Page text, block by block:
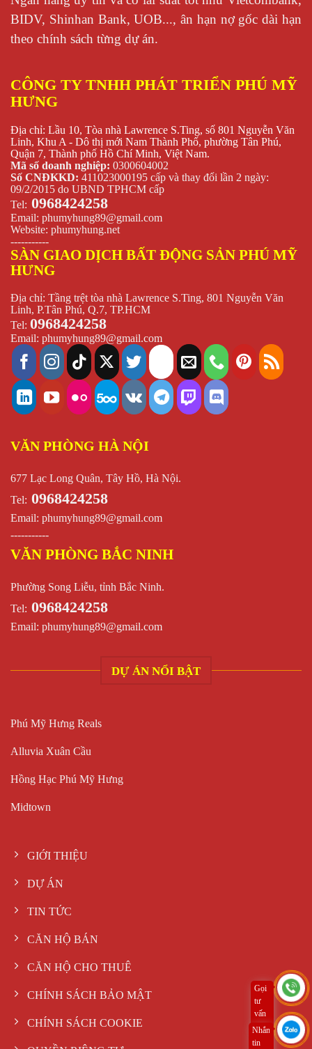
BIDV, Shinhan Bank, UOB..., ân hạn nợ gốc dài hạn
theo chính sách từng dự án.
CÔNG TY TNHH PHÁT TRIỂN PHÚ MỸ
HƯNG
Địa chỉ: Lầu 10, Tòa nhà Lawrence S.Ting, số 801 Nguyễn Văn
Linh, Khu A - Dô thị mới Nam Thành Phố, phường Tân Phú,
Quận 7, Thành phố Hồ Chí Minh, Việt Nam.
Mã số doanh nghiệp: 0300604002
Số CNĐKKD: 411023000195 cấp và thay đổi lần 2 ngày:
09/2/2015 do UBND TPHCM cấp
Tel: 0968424258
Email: phumyhung89@gmail.com
Website: phumyhung.net
-----------
SÀN GIAO DỊCH BẤT ĐỘNG SẢN PHÚ MỸ
HƯNG
Địa chỉ: Tầng trệt tòa nhà Lawrence S.Ting, 801 Nguyễn Văn
Linh, P.Tân Phú, Q.7, TP.HCM
Tel: 0968424258
Email: phumyhung89@gmail.com
VĂN PHÒNG HÀ NỘI
677 Lạc Long Quân, Tây Hồ, Hà Nội.
Tel: 0968424258
Email: phumyhung89@gmail.com
-----------
VĂN PHÒNG BẮC NINH
Phường Song Liễu, tỉnh Bắc Ninh.
Tel: 0968424258
Email: phumyhung89@gmail.com
DỰ ÁN NỔI BẬT
Phú Mỹ Hưng Reals
Alluvia Xuân Cầu
Hồng Hạc Phú Mỹ Hưng
Midtown
GIỚI THIỆU
DỰ ÁN
TIN TỨC
CĂN HỘ BÁN
CĂN HỘ CHO THUÊ
CHÍNH SÁCH BẢO MẬT
CHÍNH SÁCH COOKIE
Gọi
tư
vấn
ngay
Nhắn
tin